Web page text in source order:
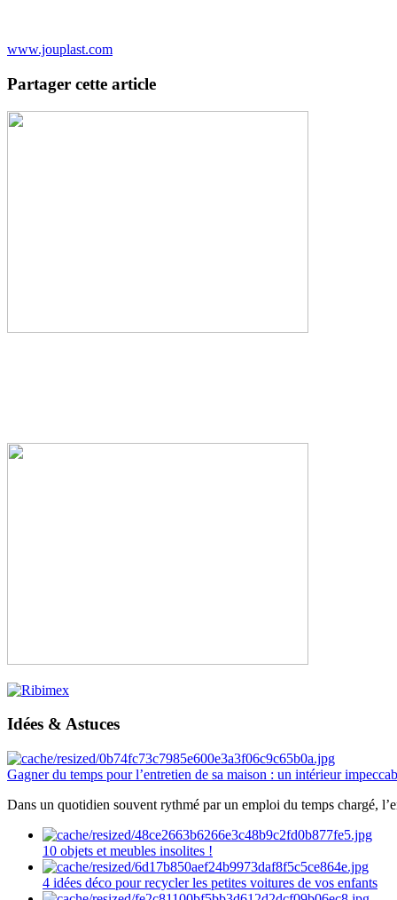
www.jouplast.com
Partager cette article
Idées & Astuces
Gagner du temps pour l’entretien de sa maison : un intérieur
Dans un quotidien souvent rythmé par un emploi du temps chargé,
10 objets et meubles insolites !
4 idées déco pour recycler les petites voitures de vos enfants